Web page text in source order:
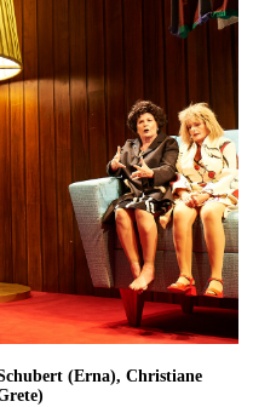
(Erna), Christiane